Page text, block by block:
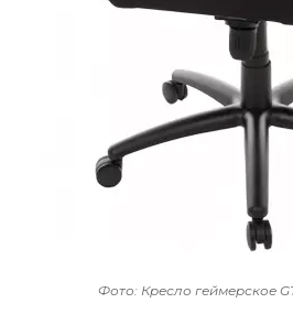
Фото: Кресло геймерское